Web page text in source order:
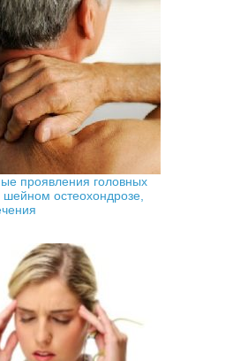
проявления головных
остеохондрозе,